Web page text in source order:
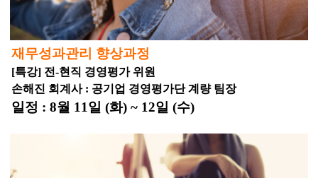
재무성과관리 향상과정
[특강] 전-현직 경영평가 위원
손해진 회계사 : 공기업 경영평가단 계량 팀장
일정 : 8월 11일 (화) ~ 12일 (수)